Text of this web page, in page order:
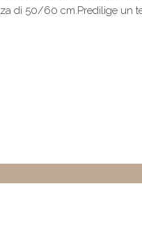
di 50/60 cm.Predilige un